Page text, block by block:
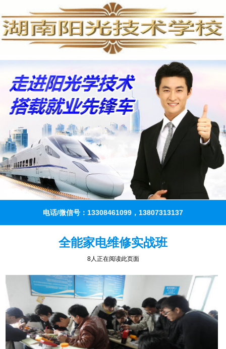
电话/微信号：13308461099，13807313137
全能家电维修实战班
8人正在阅读此页面